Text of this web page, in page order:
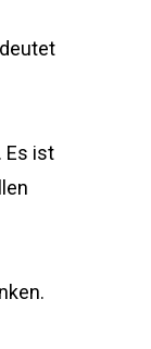
Es ist